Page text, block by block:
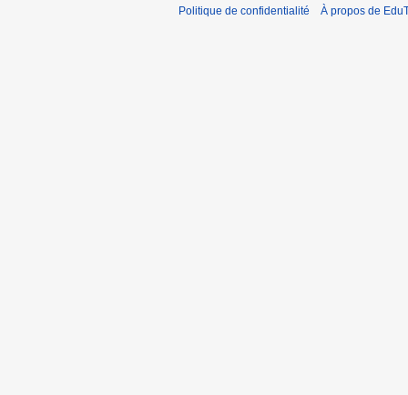
Politique de confidentialité À propos de